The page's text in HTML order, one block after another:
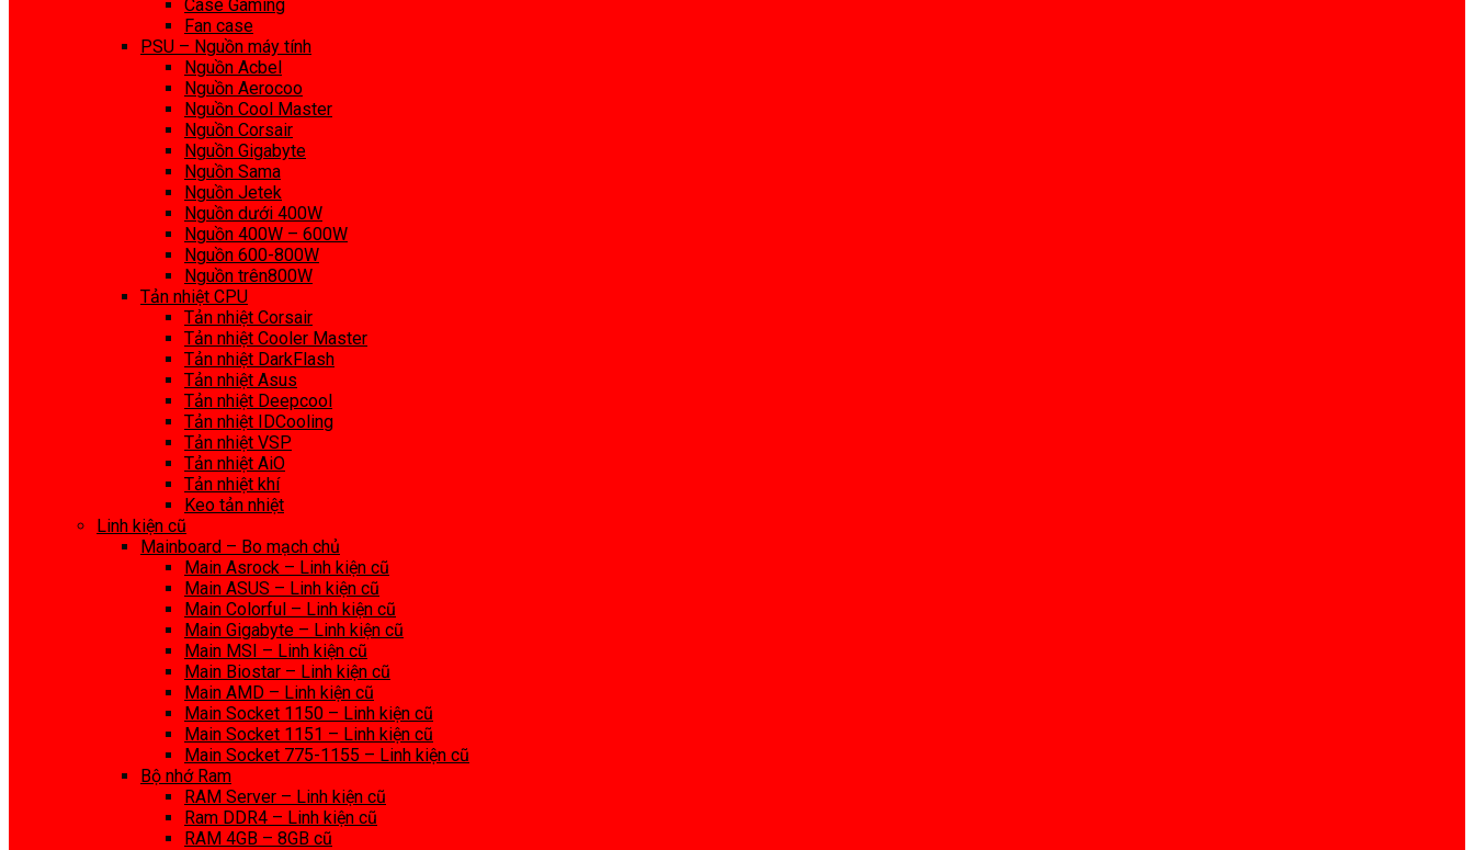
Case Gaming
Fan case
PSU – Nguồn máy tính
Nguồn Acbel
Nguồn Aerocoo
Nguồn Cool Master
Nguồn Corsair
Nguồn Gigabyte
Nguồn Sama
Nguồn Jetek
Nguồn dưới 400W
Nguồn 400W – 600W
Nguồn 600-800W
Nguồn trên800W
Tản nhiệt CPU
Tản nhiệt Corsair
Tản nhiệt Cooler Master
Tản nhiệt DarkFlash
Tản nhiệt Asus
Tản nhiệt Deepcool
Tản nhiệt IDCooling
Tản nhiệt VSP
Tản nhiệt AiO
Tản nhiệt khí
Keo tản nhiệt
Linh kiện cũ
Mainboard – Bo mạch chủ
Main Asrock – Linh kiện cũ
Main ASUS – Linh kiện cũ
Main Colorful – Linh kiện cũ
Main Gigabyte – Linh kiện cũ
Main MSI – Linh kiện cũ
Main Biostar – Linh kiện cũ
Main AMD – Linh kiện cũ
Main Socket 1150 – Linh kiện cũ
Main Socket 1151 – Linh kiện cũ
Main Socket 775-1155 – Linh kiện cũ
Bộ nhớ Ram
RAM Server – Linh kiện cũ
Ram DDR4 – Linh kiện cũ
RAM 4GB – 8GB cũ